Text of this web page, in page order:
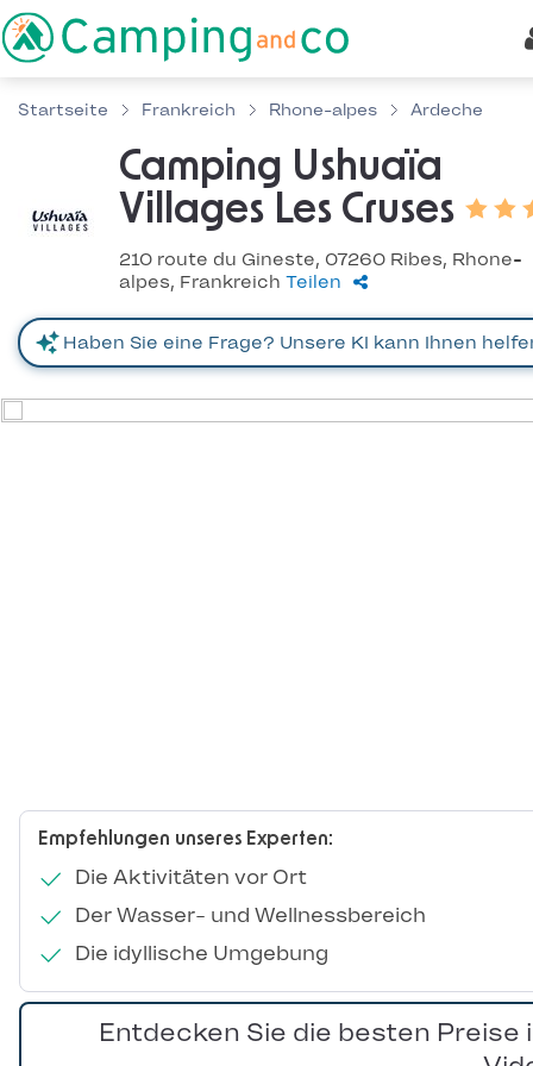
Startseite Frankreich Rhone-alpes Ardeche
Camping Ushuaïa
Villages Les Cruses
210 route du Gineste, 07260 Ribes, Rhone-
alpes, Frankreich Teilen
Empfehlungen unseres Experten:
Die Aktivitäten vor Ort
Der Wasser- und Wellnessbereich
Die idyllische Umgebung
Entdecken Sie die besten Preise